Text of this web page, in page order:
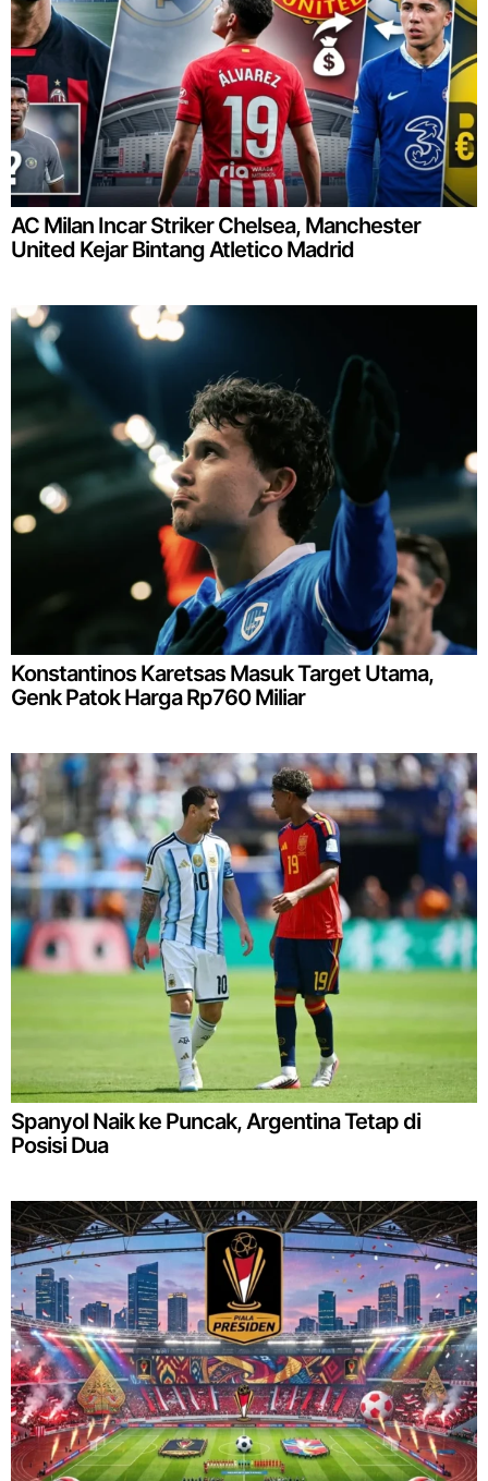
AC Milan Incar Striker Chelsea, Manchester
United Kejar Bintang Atletico Madrid
Konstantinos Karetsas Masuk Target Utama,
Genk Patok Harga Rp760 Miliar
Spanyol Naik ke Puncak, Argentina Tetap di
Posisi Dua